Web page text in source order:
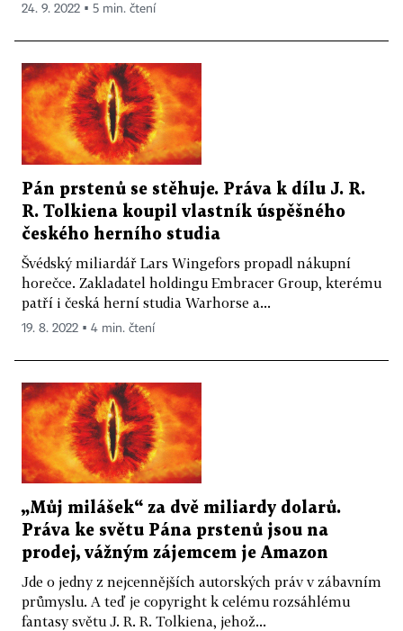
24. 9. 2022 ▪ 5 min. čtení
Pán prstenů se stěhuje. Práva k dílu J. R.
R. Tolkiena koupil vlastník úspěšného
českého herního studia
Švédský miliardář Lars Wingefors propadl nákupní
horečce. Zakladatel holdingu Embracer Group, kterému
patří i česká herní studia Warhorse a...
19. 8. 2022 ▪ 4 min. čtení
„Můj milášek“ za dvě miliardy dolarů.
Práva ke světu Pána prstenů jsou na
prodej, vážným zájemcem je Amazon
Jde o jedny z nejcennějších autorských práv v zábavním
průmyslu. A teď je copyright k celému rozsáhlému
fantasy světu J. R. R. Tolkiena, jehož...